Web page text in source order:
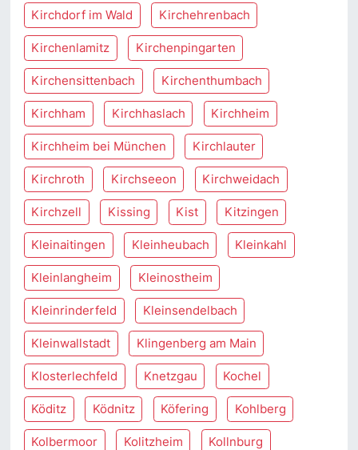
Kirchdorf im Wald Kirchehrenbach
Kirchenlamitz Kirchenpingarten
Kirchensittenbach Kirchenthumbach
Kirchham Kirchhaslach Kirchheim
Kirchheim bei München Kirchlauter
Kirchroth Kirchseeon Kirchweidach
Kirchzell Kissing Kist Kitzingen
Kleinaitingen Kleinheubach Kleinkahl
Kleinlangheim Kleinostheim
Kleinrinderfeld Kleinsendelbach
Kleinwallstadt Klingenberg am Main
Klosterlechfeld Knetzgau Kochel
Köditz Ködnitz Köfering Kohlberg
Kolbermoor Kolitzheim Kollnburg